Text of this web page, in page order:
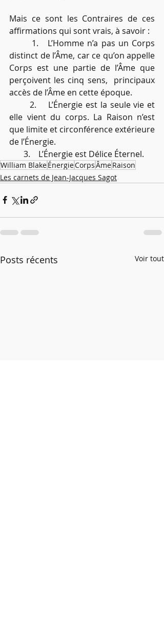
Mais ce sont les Contraires de ces
affirmations qui sont vrais, à savoir :
1.   L’Homme n’a pas un Corps
distinct de l’Âme, car ce qu’on appelle
Corps est une partie de l’Âme que
perçoivent les cinq sens,  principaux
accès de l’Âme en cette époque.
2.    L’Énergie est la seule vie et
elle vient du corps. La Raison n’est
que limite et circonférence extérieure
de l’Énergie.
3.    L’Énergie est Délice Éternel.
William BlakeÉnergieCorpsÂmeRaison
Les carnets de Jean-Jacques Sagot
Posts récents Voir tout